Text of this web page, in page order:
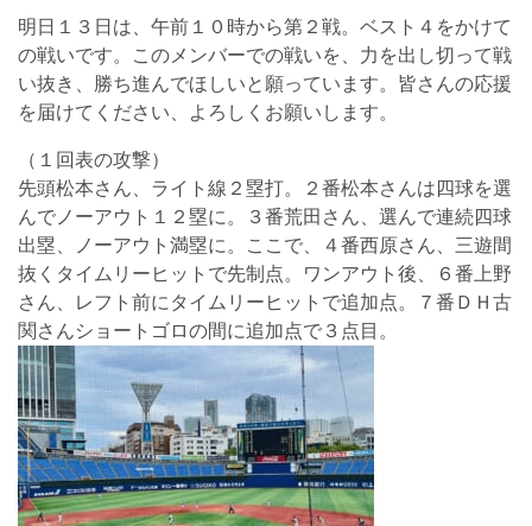
明日１３日は、午前１０時から第２戦。ベスト４をかけて
の戦いです。このメンバーでの戦いを、力を出し切って戦
い抜き、勝ち進んでほしいと願っています。皆さんの応援
を届けてください、よろしくお願いします。
（１回表の攻撃）
先頭松本さん、ライト線２塁打。２番松本さんは四球を選
んでノーアウト１２塁に。３番荒田さん、選んで連続四球
出塁、ノーアウト満塁に。ここで、４番西原さん、三遊間
抜くタイムリーヒットで先制点。ワンアウト後、６番上野
さん、レフト前にタイムリーヒットで追加点。７番ＤＨ古
関さんショートゴロの間に追加点で３点目。